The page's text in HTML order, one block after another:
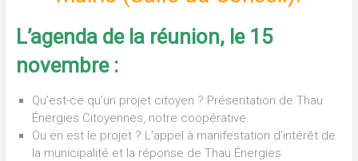
L’agenda de la réunion, le 15
novembre :
Qu’est-ce qu’un projet citoyen ? Présentation de Thau
Énergies Citoyennes, notre coopérative.
Ou en est le projet ? L’appel à manifestation d’intérêt de
la municipalité et la réponse de Thau Énergies